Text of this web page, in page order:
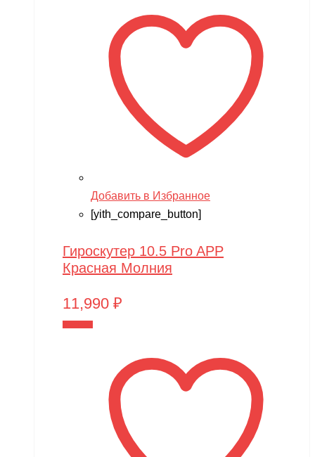
Добавить в Избранное
[yith_compare_button]
Гироскутер 10.5 Pro APP
Красная Молния
11,990 ₽